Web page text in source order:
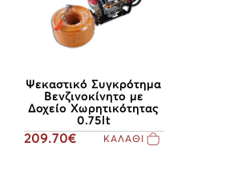
Ψεκαστικό Συγκρότημα
Βενζινοκίνητο με
Δοχείο Χωρητικότητας
0.75lt
209.70€ ΚΑΛΑΘΙ